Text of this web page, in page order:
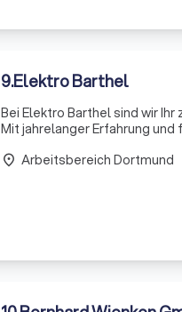
9.Elektro Barthel
Bei Elektro Barthel sind wir
Mit jahrelanger Erfahrung
place Arbeitsbereich Dortmund